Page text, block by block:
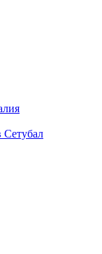
Сетубал